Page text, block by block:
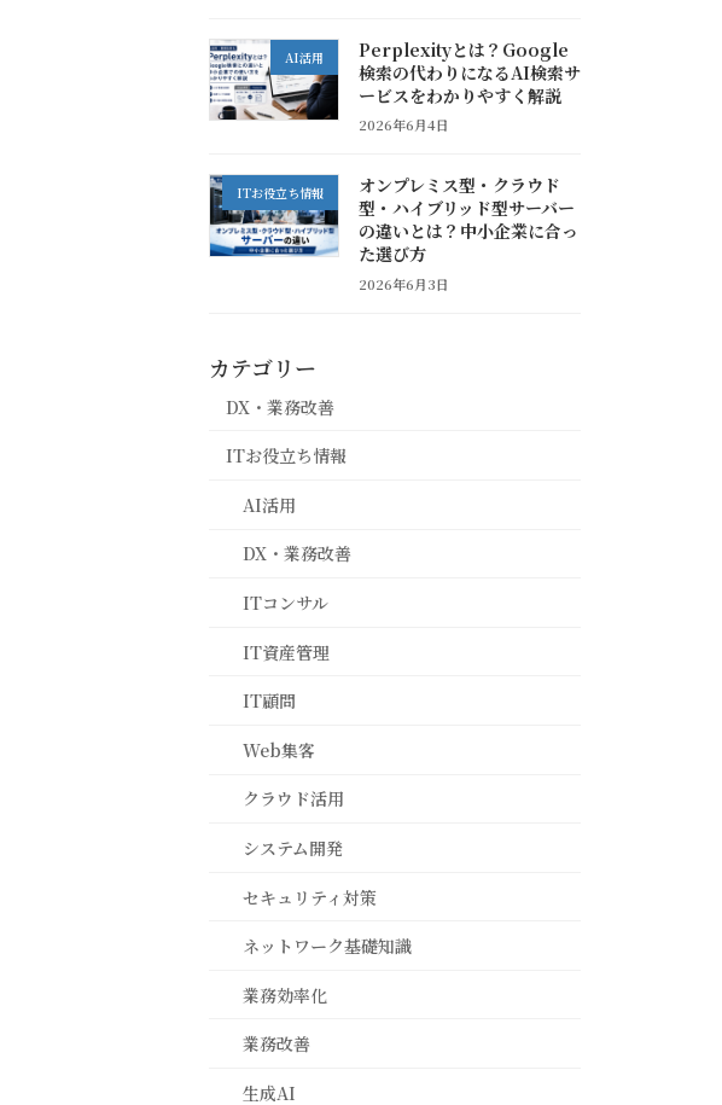
AI活用
Perplexityとは？Google
検索の代わりになるAI検索サ
ービスをわかりやすく解説
2026年6月4日
ITお役立ち情報
オンプレミス型・クラウド
型・ハイブリッド型サーバー
の違いとは？中小企業に合っ
た選び方
2026年6月3日
カテゴリー
DX・業務改善
ITお役立ち情報
AI活用
DX・業務改善
ITコンサル
IT資産管理
IT顧問
Web集客
クラウド活用
システム開発
セキュリティ対策
ネットワーク基礎知識
業務効率化
業務改善
生成AI